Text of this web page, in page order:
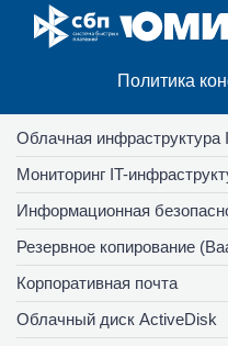
Политика
Облачная инфраструктура
Мониторинг IT-
Информационная
Резервное копирование
Корпоративная почта
Облачный диск ActiveDisk